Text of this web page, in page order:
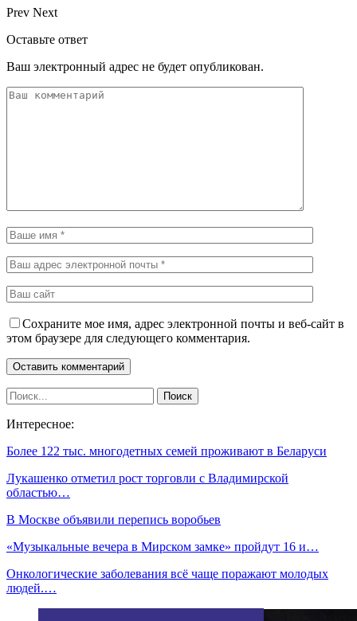
Prev Next
Оставьте ответ
Ваш электронный адрес не будет опубликован.
Сохраните мое имя, адрес электронной почты и веб-сайт в
этом браузере для следующего комментария.
Интересное:
Более 122 тыс. многодетных семей проживают в Беларуси
Лукашенко отметил рост торговли с Владимирской
областью…
В Москве объявили перепись воробьев
«Музыкальные вечера в Мирском замке» пройдут 16 и…
Онкологические заболевания всё чаще поражают молодых
людей.…